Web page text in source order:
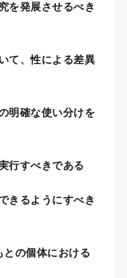
を発展させるべき
て、性による差異
明確な使い分けを
行すべきである
きるようにすべき
の個体における